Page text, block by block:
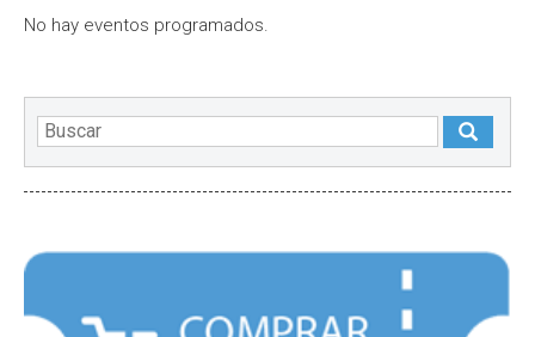
No hay eventos programados.